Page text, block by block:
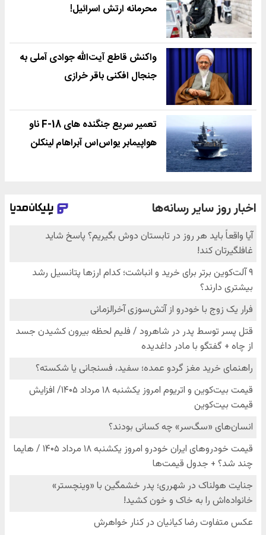
محرمانه ارتش اسرائیل!
واکنش قاطع آیت‌الله جوادی آملی به
جنجال افکنی باقر خرازی
تعمیر سریع جنگنده های F-18 ناو
هواپیمابر یواس‌اس آبراهام لینکلن